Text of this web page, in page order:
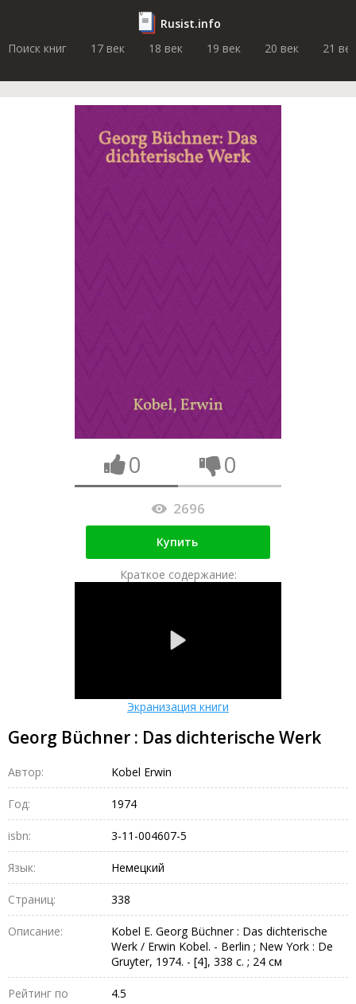
Rusist.info
Поиск книг
17 век 18 век 19 век 20 век 21 век
0 0
2696
Купить
Краткое содержание:
Экранизация книги
Georg Büchner : Das dichterische Werk
Автор: Kobel Erwin
Год: 1974
isbn: 3-11-004607-5
Язык: Немецкий
Страниц: 338
Описание:
Kobel E. Georg Büchner : Das dichterische
Werk / Erwin Kobel. - Berlin ; New York : De
Gruyter, 1974. - [4], 338 с. ; 24 см
Рейтинг по
4.5